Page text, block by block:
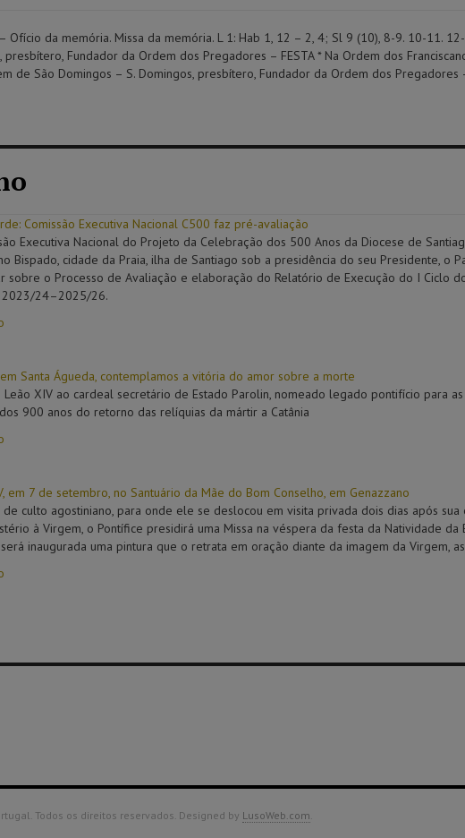
Ofício da memória. Missa da memória. L 1: Hab 1, 12 – 2, 4; Sl 9 (10), 8-9. 10-11.
presbítero, Fundador da Ordem dos Pregadores – FESTA * Na Ordem dos
de São Domingos – S. Domingos, presbítero, Fundador da Ordem dos Pregadores
Comissão Executiva Nacional C500 faz pré-avaliação
Executiva Nacional do Projeto da Celebração dos 500 Anos da Diocese de
Bispado, cidade da Praia, ilha de Santiago sob a presidência do seu Presidente, o
sobre o Processo de Avaliação e elaboração do Relatório de Execução do I Ciclo
24–2025/26.
em Santa Águeda, contemplamos a vitória do amor sobre a morte
Leão XIV ao cardeal secretário de Estado Parolin, nomeado legado pontifício para
900 anos do retorno das relíquias da mártir a Catânia
em 7 de setembro, no Santuário da Mãe do Bom Conselho, em Genazzano
de culto agostiniano, para onde ele se deslocou em visita privada dois dias após
à Virgem, o Pontífice presidirá uma Missa na véspera da festa da Natividade da
será inaugurada uma pintura que o retrata em oração diante da imagem da Virgem,
Todos os direitos reservados. Designed by LusoWeb.com.